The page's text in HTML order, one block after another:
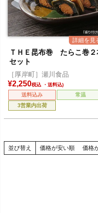
ＴＨＥ昆布巻 たらこ巻２
セット
［厚岸町］瀬川食品
¥2,250税込
送料込み
常温
3営業内出荷
並び替え 価格が安い順 価格